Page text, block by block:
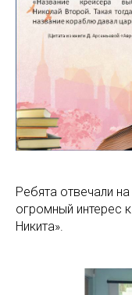
Ребята отвечали
огромный интерес
Никита».